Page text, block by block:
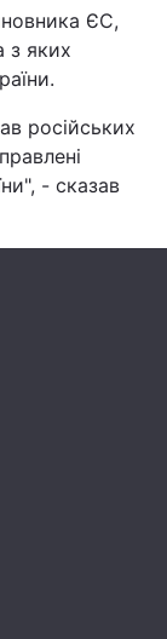
ЄС,
з яких
російських
- сказав